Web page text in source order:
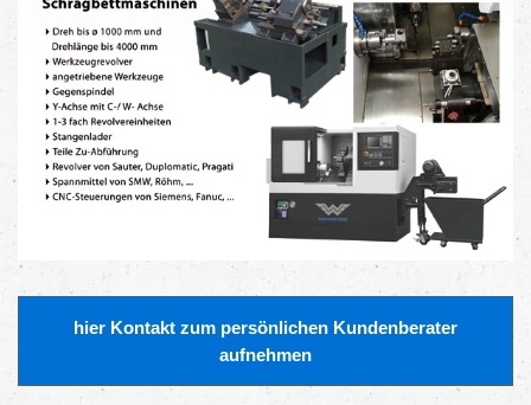
hier Kontakt zum persönlichen Kundenberater
aufnehmen